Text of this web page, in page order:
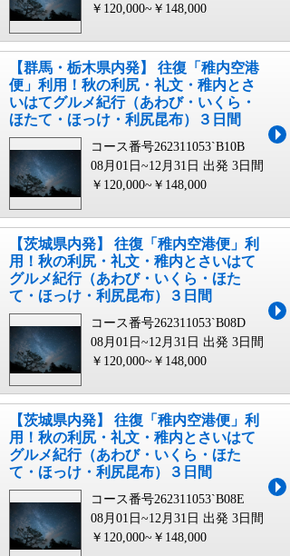
￥120,000~￥148,000
【群馬・栃木県内発】 往復「稚内空港
便」利用！秋の利尻・礼文・稚内とさ
いはてグルメ紀行（あわび・いくら・
ほたて・ほっけ・利尻昆布）３日間
コース番号262311053`B10B
08月01日~12月31日 出発 3日間
￥120,000~￥148,000
【茨城県内発】 往復「稚内空港便」利
用！秋の利尻・礼文・稚内とさいはて
グルメ紀行（あわび・いくら・ほた
て・ほっけ・利尻昆布）３日間
コース番号262311053`B08D
08月01日~12月31日 出発 3日間
￥120,000~￥148,000
【茨城県内発】 往復「稚内空港便」利
用！秋の利尻・礼文・稚内とさいはて
グルメ紀行（あわび・いくら・ほた
て・ほっけ・利尻昆布）３日間
コース番号262311053`B08E
08月01日~12月31日 出発 3日間
￥120,000~￥148,000